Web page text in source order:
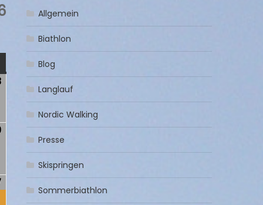
Veranstaltung)
Allgemein
Biathlon
Blog
Langlauf
Nordic Walking
Presse
Skispringen
Sommerbiathlon